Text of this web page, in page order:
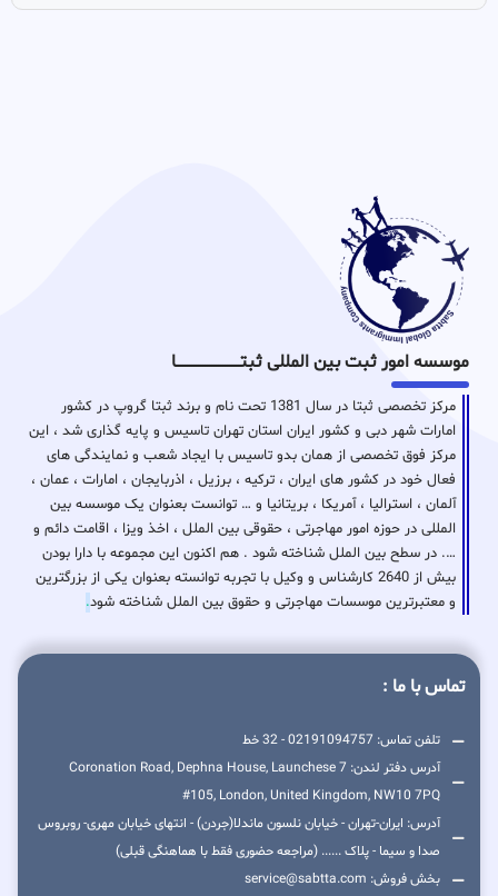
موسسه امور ثبت بین المللی ثبتـــــــــــــــــــــــــــــا
مرکز تخصصی ثبتا در سال 1381 تحت نام و برند ثبتا گروپ در کشور
امارات شهر دبی و کشور ایران استان تهران تاسیس و پایه گذاری شد ، این
مرکز فوق تخصصی از همان بدو تاسیس با ایجاد شعب و نمایندگی های
فعال خود در کشور های ایران ، ترکیه ، برزیل ، اذربایجان ، امارات ، عمان ،
آلمان ، استرالیا ، آمریکا ، بریتانیا و … توانست بعنوان یک موسسه بین
المللی در حوزه امور مهاجرتی ، حقوقی بین الملل ، اخذ ویزا ، اقامت دائم و
…. در سطح بین الملل شناخته شود . هم اکنون این مجموعه با دارا بودن
بیش از 2640 کارشناس و وکیل با تجربه توانسته بعنوان یکی از بزرگترین
و معتبرترین موسسات مهاجرتی و حقوق بین الملل شناخته شود.
تماس با ما :
تلفن تماس: 02191094757 - 32 خط
آدرس دفتر لندن: 7 Coronation Road, Dephna House, Launchese
#105, London, United Kingdom, NW10 7PQ
آدرس: ایران-تهران - خیابان نلسون ماندلا(جردن) - انتهای خیابان مهری- روبروس
صدا و سیما - پلاک ...... (مراجعه حضوری فقط با هماهنگی قبلی)
بخش فروش: service@sabtta.com